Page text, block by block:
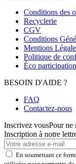
Conditions des
Recyclerie
CGV
Conditions
Mentions
Politique de
Éco participation
BESOIN D'AIDE ?
FAQ
Contactez-nous
Inscrivez vousPour ne
Inscription à notre
En soumettant ce